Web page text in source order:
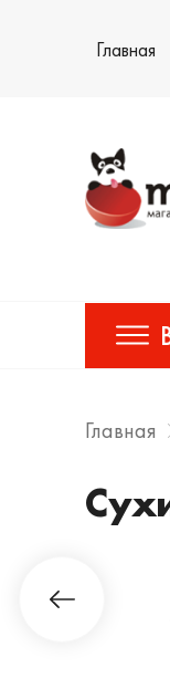
Главная
Главная